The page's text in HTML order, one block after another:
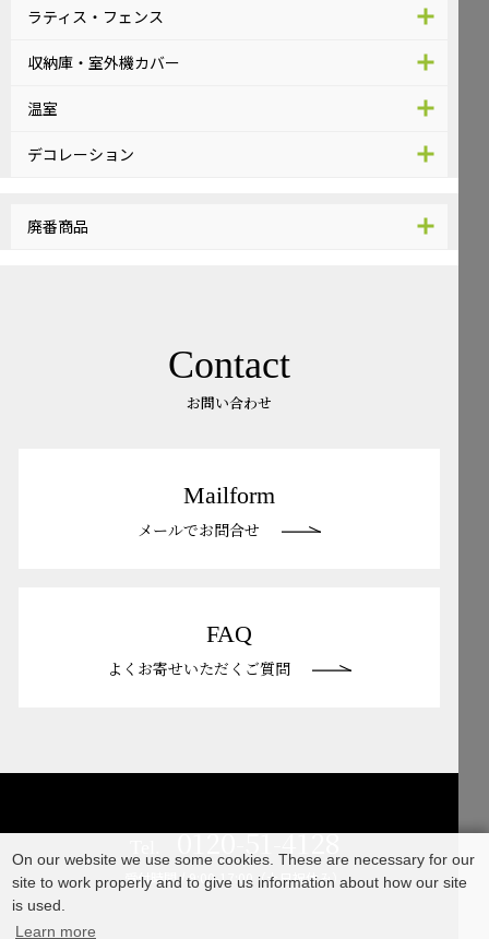
ラティス・フェンス
収納庫・室外機カバー
温室
デコレーション
廃番商品
Contact
お問い合わせ
Mailform
メールでお問合せ
FAQ
よくお寄せいただくご質問
0120-51-4128
受付時間 / 9:00-17:00（土日祝休み）
On our website we use some cookies. These are necessary for our
site to work properly and to give us information about how our site
is used.
Learn more